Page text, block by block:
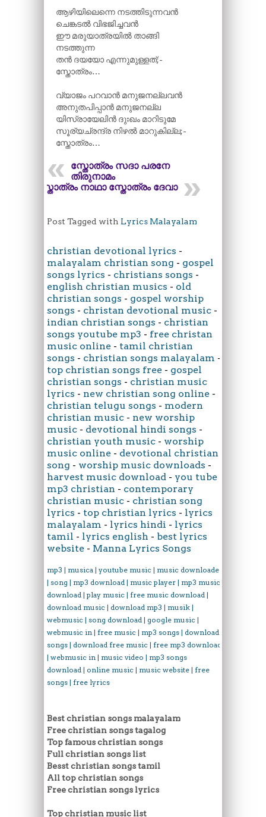
ആഴിയിലെന്നെ നടത്തിടുന്നവൻ
ചെങ്കടൽ വിഭജിച്ചവൻ
ഈ മരുയാത്രയിൽ താങ്ങി
നടത്തുന്ന
തൻ ദയയോ എന്നുമുള്ളത്;-
സ്തോത്രം…
വ്യാജം പറവാൻ മനുജനല്ലവൻ
അനുതപിപ്പാൻ മനുജനല്ല
യിസ്രായേലിൻ ദുഃഖം മാറിടുമേ
സൂര്യച്രന്ദ്ര നിഴൽ മാറുകില്ല;-
സ്തോത്രം…
സ്തോത്രം സദാ പരനേ
തിരുനാമം
സ്തോത്രം നാഥാ സ്തോത്രം ദേവാ
Post Tagged with Lyrics Malayalam
christian devotional lyrics -
malayalam christian song - gospel
songs lyrics - christians songs -
english christian musics - old
christian songs - gospel worship
songs - christan devotional music -
indian christian songs - christian
songs youtube mp3 - free christan
music online - tamil christian
songs - christian songs malayalam -
top christian songs free - gospel
christian songs - christian music
lyrics - new christian song online -
christian telugu songs - modern
christian music - new worship
music - devotional hindi songs -
christian youth music - worship
music online - devotional christian
song - worship music downloads -
harvest music download - you tube
mp3 christian - contemporary
christian music - christian song
lyrics - top christian lyrics - lyrics
malayalam - lyrics hindi - lyrics
tamil - lyrics english - best lyrics
website - Manna Lyrics Songs
mp3 | musica | youtube music | music downloader
| song | mp3 download | music player | mp3 music
download | play music | free music download |
download music | download mp3 | musik |
webmusic | song download | google music |
webmusic in | free music | mp3 songs | download
songs | download free music | free mp3 download
| webmusic in | music video | mp3 songs
download | online music | music website | free
songs | free lyrics
Best christian songs malayalam
Free christian songs tagalog
Top famous christian songs
Full christian songs list
Besst christian songs tamil
All top christian songs
Free christian songs lyrics
Top christian music list